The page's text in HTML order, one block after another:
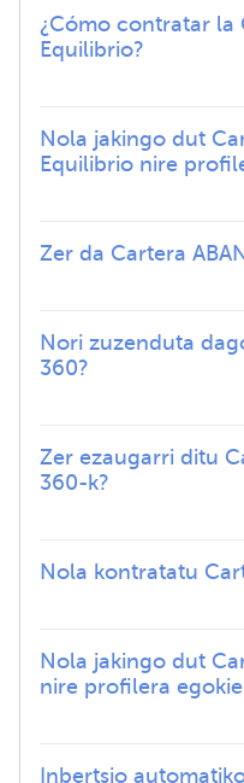
¿Cómo contratar la
Equilibrio?
Nola jakingo dut
Equilibrio nire
Zer da Cartera
Nori zuzenduta
360?
Zer ezaugarri ditu
360-k?
Nola kontratatu
Nola jakingo dut
nire profilera
Inbertsio